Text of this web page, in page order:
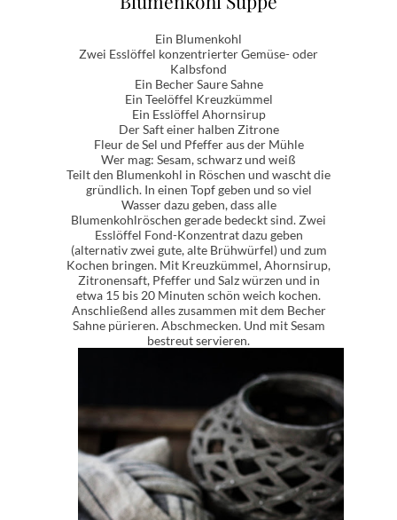
Ein Blumenkohl
Zwei Esslöffel konzentrierter Gemüse- oder
Kalbsfond
Ein Becher Saure Sahne
Ein Teelöffel Kreuzkümmel
Ein Esslöffel Ahornsirup
Der Saft einer halben Zitrone
Fleur de Sel und Pfeffer aus der Mühle
Wer mag: Sesam, schwarz und weiß
Teilt den Blumenkohl in Röschen und wascht die
gründlich. In einen Topf geben und so viel
Wasser dazu geben, dass alle
Blumenkohlröschen gerade bedeckt sind. Zwei
Esslöffel Fond-Konzentrat dazu geben
(alternativ zwei gute, alte Brühwürfel) und zum
Kochen bringen. Mit Kreuzkümmel, Ahornsirup,
Zitronensaft, Pfeffer und Salz würzen und in
etwa 15 bis 20 Minuten schön weich kochen.
Anschließend alles zusammen mit dem Becher
Sahne pürieren. Abschmecken. Und mit Sesam
bestreut servieren.